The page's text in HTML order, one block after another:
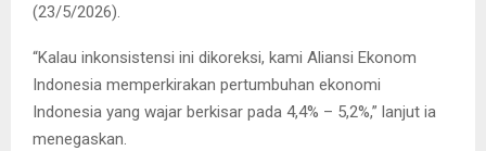
(23/5/2026).
“Kalau inkonsistensi ini dikoreksi, kami Aliansi Ekonom
Indonesia memperkirakan pertumbuhan ekonomi
Indonesia yang wajar berkisar pada 4,4% – 5,2%,” lanjut ia
menegaskan.